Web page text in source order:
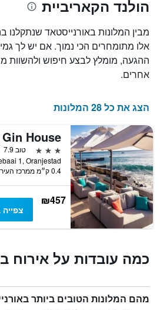
הולנד הקאריביית
מבין המלונות באורנייסטאד שנתקלנו
אלו מתומחרים הכי נמוך. אם יש לך
ההגעה, מומלץ לבצע חיפוש ולהשוות
אחרים.
הצג את כל 28 המלונות
3 כוכבים
טוב 7.9
0.4 ק״מ ממרכז העיר
₪457
צפייה
כמה עובדות על אירוח
מהם המלונות הטובים ביותר